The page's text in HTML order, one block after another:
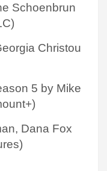
Schoenbrun
Christou
5 by Mike
Dana Fox